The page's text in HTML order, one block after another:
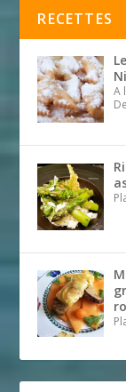
RECETTES
A